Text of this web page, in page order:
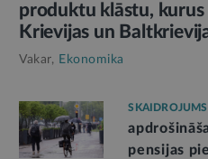
produktu klāstu, kurus
Krievijas un
Vakar, Ekonomika
SKAIDROJUMS
pensijas